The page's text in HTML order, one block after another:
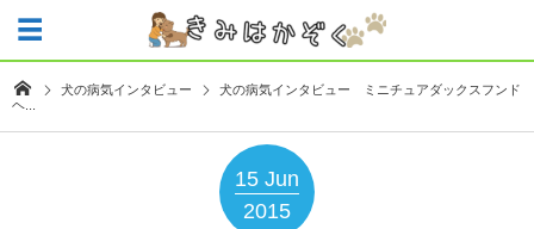
犬の病気インタビュー
犬の病気インタビュー ミニチュアダックスフンド
ヘ...
15 Jun
2015